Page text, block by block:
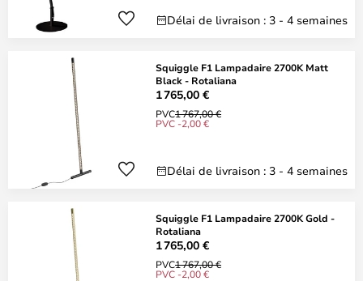
Délai de livraison : 3 - 4 semaines
Squiggle F1 Lampadaire 2700K Matt
Black - Rotaliana
1 765,00 €
PVC1 767,00 €
PVC -2,00 €
Délai de livraison : 3 - 4 semaines
Squiggle F1 Lampadaire 2700K Gold -
Rotaliana
1 765,00 €
PVC1 767,00 €
PVC -2,00 €